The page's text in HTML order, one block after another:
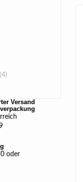
(4)
Versand
oder